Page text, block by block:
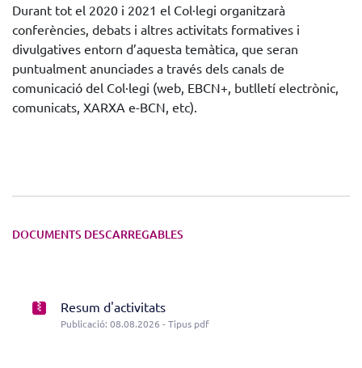
Durant tot el 2020 i 2021 el Col·legi organitzarà
conferències, debats i altres activitats formatives i
divulgatives entorn d’aquesta temàtica, que seran
puntualment anunciades a través dels canals de
comunicació del Col·legi (web, EBCN+, butlletí electrònic,
comunicats, XARXA e-BCN, etc).
DOCUMENTS DESCARREGABLES
Resum d'activitats
Publicació: 08.08.2026 - Tipus pdf